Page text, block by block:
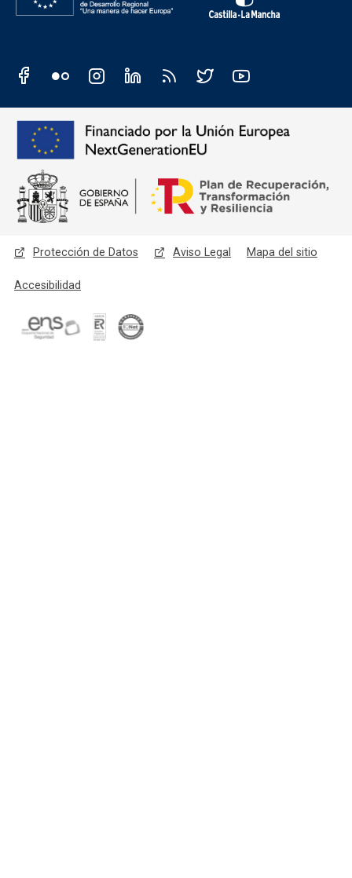
Redes sociales JCCM
Menú legal
Protección de Datos Aviso Legal Mapa del sitio
Accesibilidad